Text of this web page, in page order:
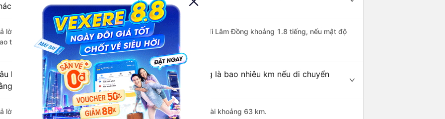
lời: Thời gian di chuyển bằng xe khách từ Di Linh - Lâm Đồng đi Lâm Đồng khoảng 1.8 tiếng, nếu mật độ
thông thuận lợi.
hỏi: Khoảng cách từ Di Linh - Lâm Đồng đi Lâm Đồng là bao nhiêu km nếu di chuyển
xe khách?
lời: Đoạn đường đi Lâm Đồng từ Di Linh - Lâm Đồng có chiều dài khoảng 63 km.